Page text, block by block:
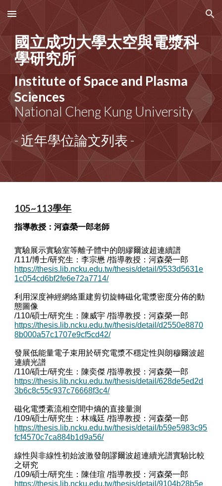
Skip to main content Skip to navigation
國立成功大學太空與電漿科
學研究所
Institute of Space and Plasma
Sciences
National Cheng Kung University
- 近年學位論文列表 -
105~113學年
指導教授：河森榮一郎老師
實驗展示實驗室等離子體中的朗繆爾波超連續譜
/111/博士/研究生：李宗懋 /指導教授：河森榮一郎
https://thesis.lib.ncku.edu.tw/thesis/detail/9533d5631e
1c054cd6bf2fe6e72a7714/
利用深度神經網絡重建剪切旋轉磁化電漿密度分佈的動
態圖像
/110/碩士/研究生：陳威宇 /指導教授：河森榮一郎
https://thesis.lib.ncku.edu.tw/thesis/detail/d2550e8870
8b000a57c1707e9cf5cd42/
發展低能量電子束用於研究電漿不穩定性與朗穆爾波超
連續光譜
/110/碩士/研究生：陳奕傑 /指導教授：河森榮一郎
https://thesis.lib.ncku.edu.tw/thesis/detail/628de5ed2d
3b6c8c55c937c76668f3c4/
磁化電漿紊流相空間中熵的直接量測
/109/碩士/研究生：林彧廷 /指導教授：河森榮一郎
https://thesis.lib.ncku.edu.tw/thesis/detail/b59e5983c95
fcf4570c7ca884b1d9a56/
線性與非線性初始波激發朗謬爾波超連續光譜實驗比較
之研究
/109/碩士/研究生：陳佳瑄 /指導教授：河森榮一郎
https://thesis.lib.ncku.edu.tw/thesis/detail/9104b28b5e